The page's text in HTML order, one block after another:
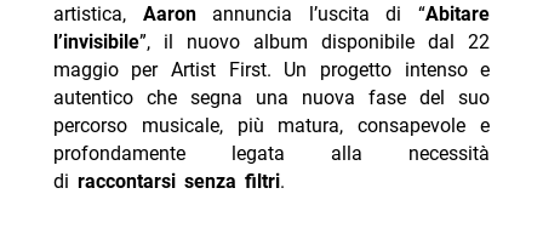
artistica, Aaron annuncia l’uscita di “Abitare
l’invisibile”, il nuovo album disponibile dal 22
maggio per Artist First. Un progetto intenso e
autentico che segna una nuova fase del suo
percorso musicale, più matura, consapevole e
profondamente legata alla necessità
di raccontarsi senza filtri.